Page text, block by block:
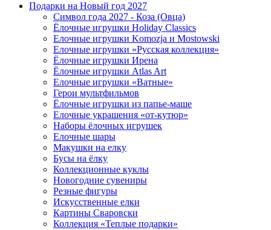
Подарки на Новый год 2027
Символ года 2027 - Коза (Овца)
Ёлочные игрушки Holiday Classics
Елочные игрушки Komozja и Mostowski
Елочные игрушки «Русская коллекция»
Ёлочные игрушки Ирена
Ёлочные игрушки Atlas Art
Елочные игрушки «Ватные»
Герои мультфильмов
Ёлочные игрушки из папье-маше
Елочные украшения «от-кутюр»
Наборы ёлочных игрушек
Елочные шары
Макушки на елку
Бусы на ёлку
Коллекционные куклы
Новогодние сувениры
Резные фигуры
Искусственные елки
Картины Сваровски
Коллекция «Теплые подарки»